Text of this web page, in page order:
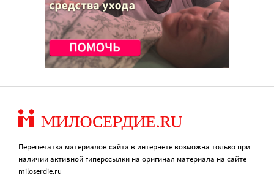
Перепечатка материалов сайта в интернете возможна только при
наличии активной гиперссылки на оригинал материала на сайте
miloserdie.ru